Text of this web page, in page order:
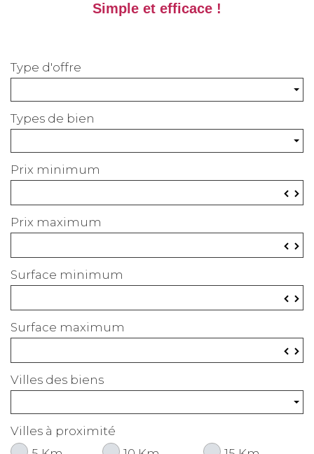
Simple et efficace !
Type d'offre
Types de bien
Prix minimum
▼
Prix maximum
▼
Surface minimum
▼
Surface maximum
▼
Villes des biens
Villes à proximité